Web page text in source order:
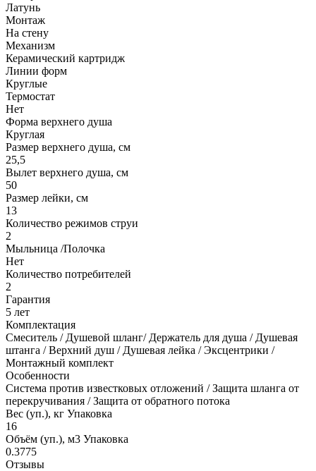
Латунь
Монтаж
На стену
Механизм
Керамический картридж
Линии форм
Круглые
Термостат
Нет
Форма верхнего душа
Круглая
Размер верхнего душа, см
25,5
Вылет верхнего душа, см
50
Размер лейки, см
13
Количество режимов струи
2
Мыльница /Полочка
Нет
Количество потребителей
2
Гарантия
5 лет
Комплектация
Смеситель / Душевой шланг/ Держатель для душа / Душевая
штанга / Верхний душ / Душевая лейка / Эксцентрики /
Монтажный комплект
Особенности
Система против известковых отложений / Защита шланга от
перекручивания / Защита от обратного потока
Вес (уп.), кг Упаковка
16
Объём (уп.), м3 Упаковка
0.3775
Отзывы